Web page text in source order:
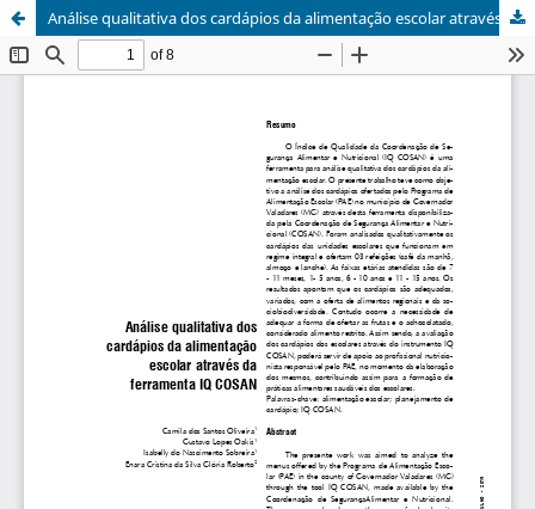
Análise qualitativa dos cardápios da alimentação escolar através da ferramenta IQ COSAN